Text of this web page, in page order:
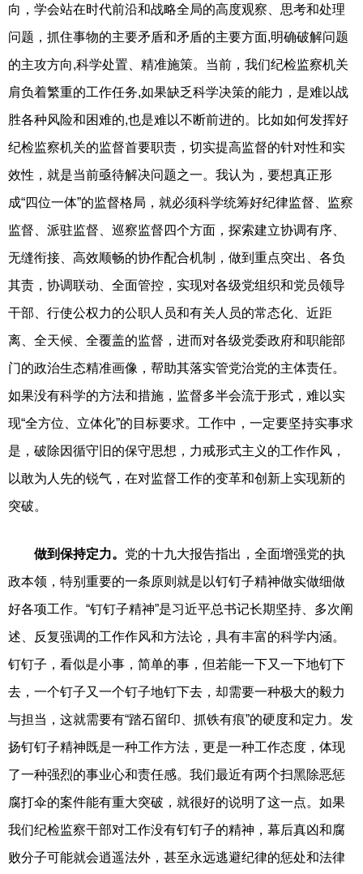
向，学会站在时代前沿和战略全局的高度观察、思考和处理
问题，抓住事物的主要矛盾和矛盾的主要方面,明确破解问题
的主攻方向,科学处置、精准施策。当前，我们纪检监察机关
肩负着繁重的工作任务,如果缺乏科学决策的能力，是难以战
胜各种风险和困难的,也是难以不断前进的。比如如何发挥好
纪检监察机关的监督首要职责，切实提高监督的针对性和实
效性，就是当前亟待解决问题之一。我认为，要想真正形
成“四位一体”的监督格局，就必须科学统筹好纪律监督、监察
监督、派驻监督、巡察监督四个方面，探索建立协调有序、
无缝衔接、高效顺畅的协作配合机制，做到重点突出、各负
其责，协调联动、全面管控，实现对各级党组织和党员领导
干部、行使公权力的公职人员和有关人员的常态化、近距
离、全天候、全覆盖的监督，进而对各级党委政府和职能部
门的政治生态精准画像，帮助其落实管党治党的主体责任。
如果没有科学的方法和措施，监督多半会流于形式，难以实
现“全方位、立体化”的目标要求。工作中，一定要坚持实事求
是，破除因循守旧的保守思想，力戒形式主义的工作作风，
以敢为人先的锐气，在对监督工作的变革和创新上实现新的
突破。
做到保持定力。 党的十九大报告指出，全面增强党的执
政本领，特别重要的一条原则就是以钉钉子精神做实做细做
好各项工作。“钉钉子精神”是习近平总书记长期坚持、多次阐
述、反复强调的工作作风和方法论，具有丰富的科学内涵。
钉钉子，看似是小事，简单的事，但若能一下又一下地钉下
去，一个钉子又一个钉子地钉下去，却需要一种极大的毅力
与担当，这就需要有“踏石留印、抓铁有痕”的硬度和定力。发
扬钉钉子精神既是一种工作方法，更是一种工作态度，体现
了一种强烈的事业心和责任感。我们最近有两个扫黑除恶惩
腐打伞的案件能有重大突破，就很好的说明了这一点。如果
我们纪检监察干部对工作没有钉钉子的精神，幕后真凶和腐
败分子可能就会逍遥法外，甚至永远逃避纪律的惩处和法律